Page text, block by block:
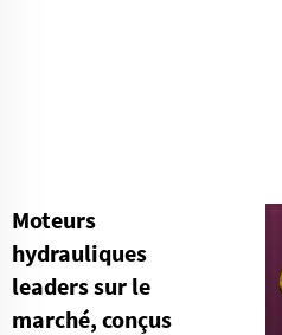
Moteurs
hydrauliques
leaders sur le
marché, conçus